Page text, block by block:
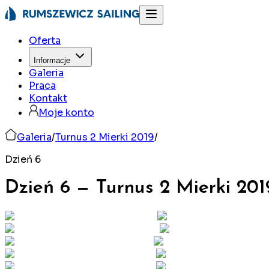
Oferta
Informacje
Galeria
Praca
Kontakt
Moje konto
Galeria/Turnus 2 Mierki 2019/
Dzień 6
Dzień 6 — Turnus 2 Mierki